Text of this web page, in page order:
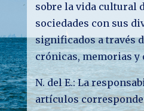
sobre la vida cultural
sociedades con sus
significados a través
crónicas, memorias y
N. del E.: La
artículos